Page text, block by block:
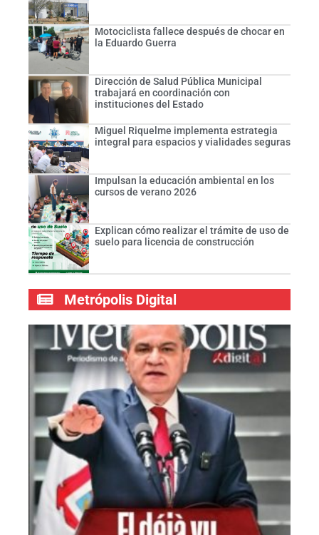
Motociclista fallece después de chocar en
la Eduardo Guerra
Dirección de Salud Pública Municipal
trabajará en coordinación con
instituciones del Estado
Miguel Riquelme implementa estrategia
integral para espacios y vialidades seguras
Impulsan la educación ambiental en los
cursos de verano 2026
Explican cómo realizar el trámite de uso de
suelo para licencia de construcción
Metrópolis Digital